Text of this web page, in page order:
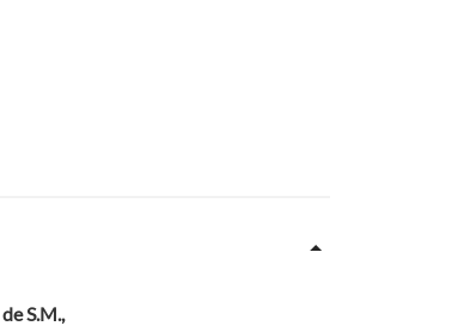
S.M.,